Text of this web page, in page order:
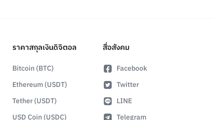
ราคาสกุลเงินดิจิตอล
Bitcoin (BTC)
Ethereum (USDT)
Tether (USDT)
USD Coin (USDC)
สื่อสังคม
Facebook
Twitter
LINE
Telegram